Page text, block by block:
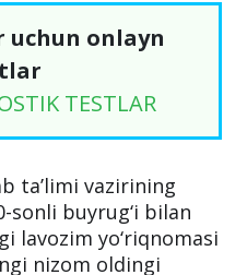
onlayn
TESTLAR
ta’limi vazirining
sonli buyrug‘i bilan
lavozim yo‘riqnomasi
nizom oldingi